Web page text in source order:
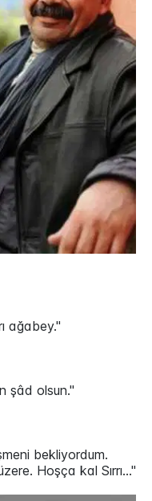
ağabey."
şâd olsun."
bekliyordum.
Hoşça kal Sırrı…"